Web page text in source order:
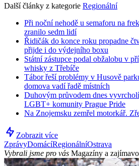
Další články z kategorie Regionální
Při noční nehodě u semaforu na
zranilo sedm lidí
Řidičák do konce roku propadne
přijde i do výdejního boxu
Státní zástupce podal obžalobu v
whisky z Třebíče
Tábor řeší problémy v Husově
domova vadí řadě místních
Duhovým průvodem dnes
LGBT+ komunity Prague Pride
Na Znojemsku zemřel motorkář.
Zobrazit více
ZprávyDomácíRegionálníOstrava
Vybrali jsme pro vás Magazíny a